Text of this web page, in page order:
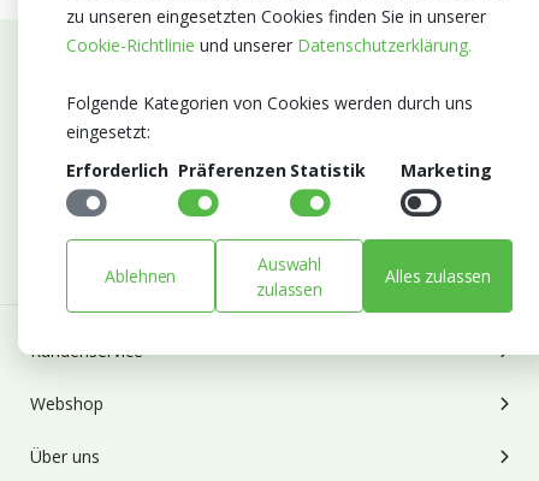
Bleiben Sie auf dem Laufenden mit Neuigkeiten und
Abonnieren
Kundenservice
Webshop
Über uns
zu unseren eingesetzten Cookies finden Sie in unserer
Cookie-Richtlinie und unserer Datenschutzerklärung.
Folgende Kategorien von Cookies werden durch uns
eingesetzt:
Erforderlich Präferenzen Statistik Marketing
Ablehnen
Auswahl
zulassen
Alles zulassen